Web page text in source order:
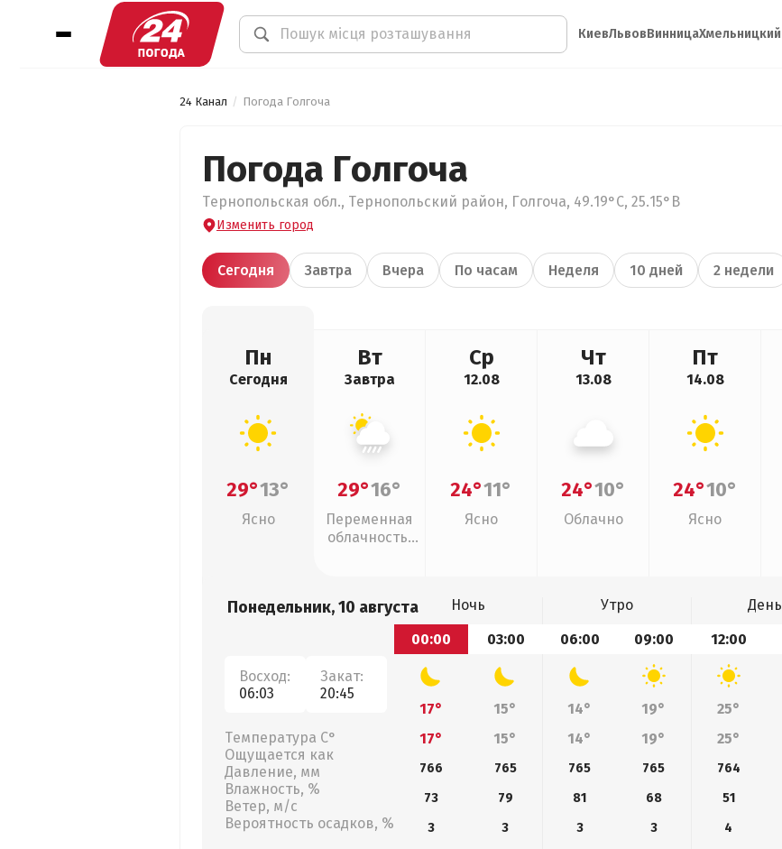
КиевЛьвовВинницаХмельницкий
24 Канал Погода Голгоча
Погода Голгоча
Тернопольская обл., Тернопольский район, Голгоча, 49.19°С, 25.15°В
Изменить город
Сегодня Завтра Вчера По часам Неделя 10 дней 2 недели
Пн
Сегодня
29°13°
Ясно
Вт
Завтра
29°16°
Переменная
облачность,
Ср
12.08
24°11°
Ясно
Чт
13.08
24°10°
Облачно
Пт
14.08
24°10°
Ясно
Понедельник, 10 августа
Восход:
06:03
Закат:
20:45
Температура С°
Ощущается как
Давление, мм
Влажность, %
Ветер, м/с
Вероятность осадков, %
Ночь Утро День
00:00
03:00 06:00 09:00 12:00
17° 15° 14° 19° 25°
17°
15° 14° 19° 25°
766 765 765 765 764
73
79 81 68 51
3
3 3 3 4